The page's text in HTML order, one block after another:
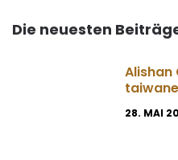
Die neuesten
Alishan
28. MAI